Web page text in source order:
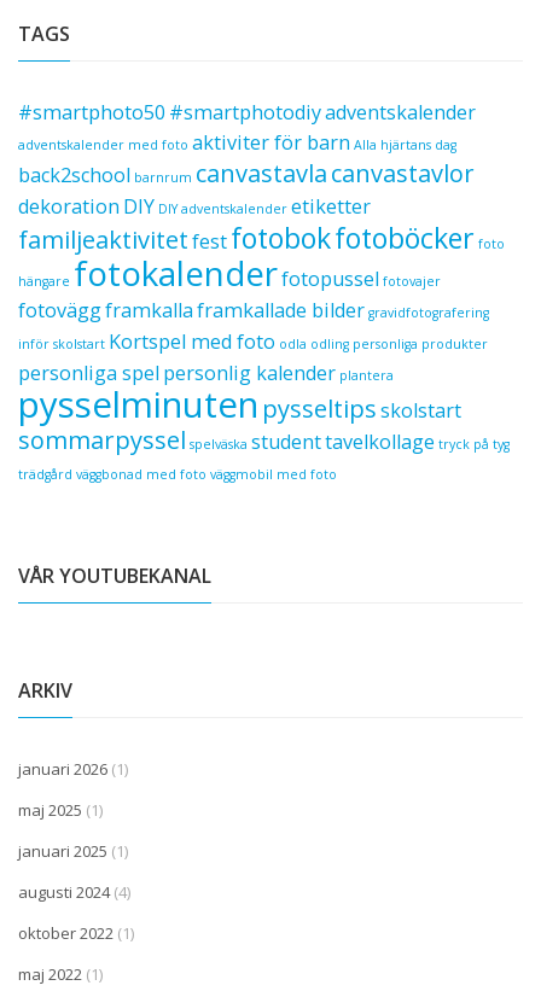
TAGS
#smartphoto50 #smartphotodiyadventskalender
adventskalender med foto aktiviter för barn Alla hjärtans dag
back2school barnrum canvastavlacanvastavlor
dekoration DIY DIY adventskalender etiketter
familjeaktivitetfestfotobokfotoböcker foto
hängare fotokalenderfotopussel fotovajer
fotoväggframkallaframkallade bilder gravidfotografering
inför skolstart Kortspel med foto odla odling personliga produkter
personliga spelpersonlig kalender plantera
pysselminuten pysseltipsskolstart
sommarpyssel spelväska studenttavelkollage tryck på tyg
trädgård väggbonad med foto väggmobil med foto
VÅR YOUTUBEKANAL
ARKIV
januari 2026 (1)
maj 2025 (1)
januari 2025 (1)
augusti 2024(4)
oktober 2022 (1)
maj 2022 (1)